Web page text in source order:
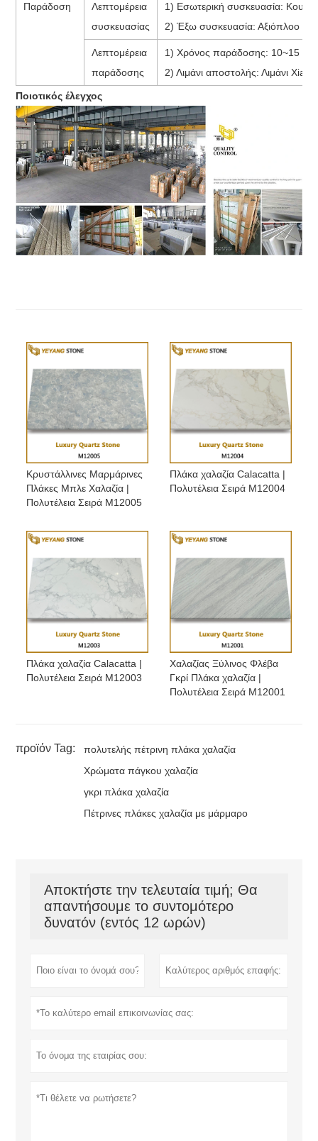
Παράδοση
Λεπτομέρεια
συσκευασίας
1) Εσωτερική συσκευασία:
2) Έξω συσκευασία: Αξιόπλοο
Λεπτομέρεια
παράδοσης
1) Χρόνος παράδοσης: 10~15
2) Λιμάνι αποστολής: Λιμάνι
Ποιοτικός έλεγχος
Κρυστάλλινες Μαρμάρινες
Πλάκες Μπλε Χαλαζία |
Πολυτέλεια Σειρά M12005
Πλάκα χαλαζία Calacatta |
Πολυτέλεια Σειρά M12004
Πλάκα χαλαζία Calacatta |
Πολυτέλεια Σειρά M12003
Χαλαζίας Ξύλινος Φλέβα
Γκρί Πλάκα χαλαζία |
Πολυτέλεια Σειρά M12001
προϊόν Tag:
πολυτελής πέτρινη πλάκα χαλαζία
Χρώματα πάγκου χαλαζία
γκρι πλάκα χαλαζία
Πέτρινες πλάκες χαλαζία με μάρμαρο
Αποκτήστε την τελευταία τιμή; Θα
απαντήσουμε το συντομότερο
δυνατόν (εντός 12 ωρών)